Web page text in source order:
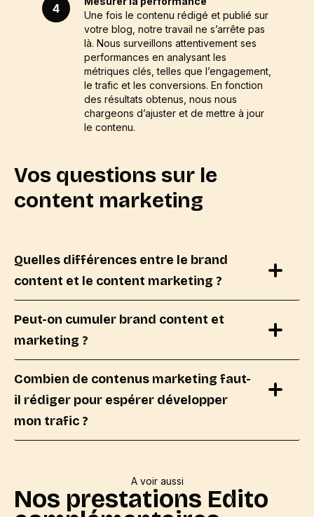
4
Une fois le contenu rédigé et publié sur
votre blog, notre travail ne s’arrête pas
là. Nous surveillons attentivement ses
performances en analysant les
métriques clés, telles que l’engagement,
le trafic et les conversions. En fonction
des résultats obtenus, nous nous
chargeons d’ajuster et de mettre à jour
le contenu.
Vos questions sur le
content marketing
Quelles différences entre le brand
content et le content marketing ?
Peut-on cumuler brand content et
marketing ?
Combien de contenus marketing faut-
il rédiger pour espérer développer
mon trafic ?
A voir aussi
Nos prestations Edito